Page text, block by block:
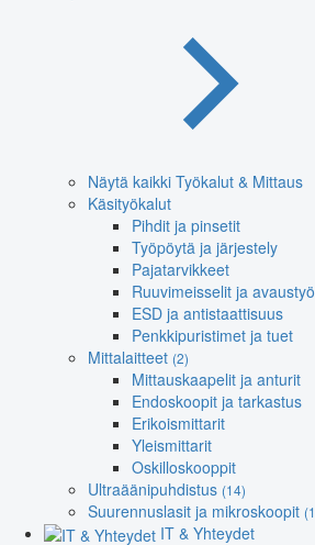
Näytä kaikki Työkalut & Mittaus
Käsityökalut
Pihdit ja pinsetit
Työpöytä ja järjestely
Pajatarvikkeet
Ruuvimeisselit ja
ESD ja antistaattisuus
Penkkipuristimet ja tuet
Mittalaitteet (2)
Mittauskaapelit ja anturit
Endoskoopit ja tarkastus
Erikoismittarit
Yleismittarit
Oskilloskooppit
Ultraäänipuhdistus (14)
Suurennuslasit ja mikroskoopit
IT & Yhteydet